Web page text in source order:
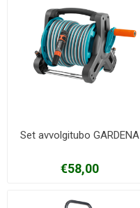
Set avvolgitubo GARDENA
€58,00